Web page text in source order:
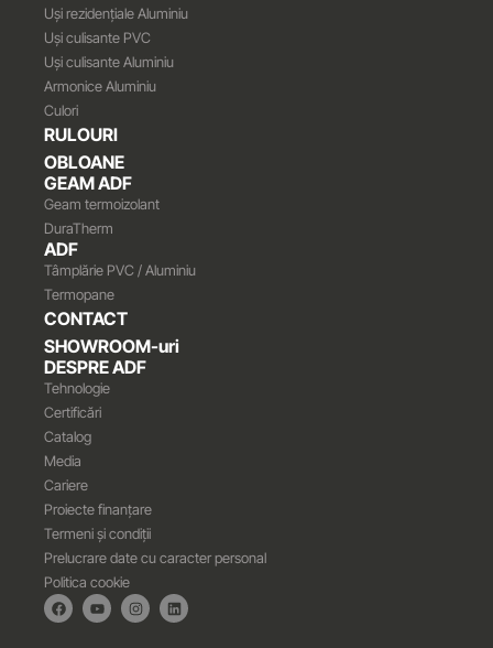
Uși rezidențiale Aluminiu
Uși culisante PVC
Uși culisante Aluminiu
Armonice Aluminiu
Culori
RULOURI
OBLOANE
GEAM ADF
Geam termoizolant
DuraTherm
ADF
Tâmplărie PVC / Aluminiu
Termopane
CONTACT
SHOWROOM-uri
DESPRE ADF
Tehnologie
Certificări
Catalog
Media
Cariere
Proiecte finanțare
Termeni și condiții
Prelucrare date cu caracter personal
Politica cookie